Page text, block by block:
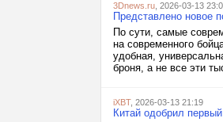
3Dnews.ru , 2026-03-13
Представлено новое
По сути, самые
на современного
удобная,
броня, а не все эти
iXBT, 2026-03-13 21:19
Китай одобрил